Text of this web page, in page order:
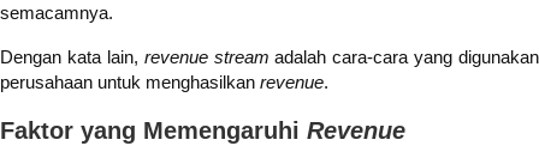
semacamnya.
Dengan kata lain, revenue stream adalah cara-cara yang digunakan
perusahaan untuk menghasilkan revenue.
Faktor yang Memengaruhi Revenue